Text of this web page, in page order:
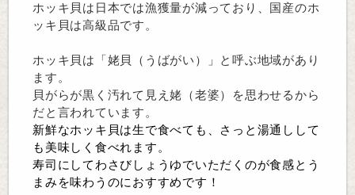
ホッキ貝は日本では漁獲量が減っており、国産のホ
ッキ貝は高級品です。
ホッキ貝は「姥貝（うばがい）」と呼ぶ地域があり
ます。
貝がらが黒く汚れて見え姥（老婆）を思わせるから
だと言われています。
新鮮なホッキ貝は生で食べても、さっと湯通しして
も美味しく食べれます。
寿司にしてわさびしょうゆでいただくのが食感とう
まみを味わうのにおすすめです！